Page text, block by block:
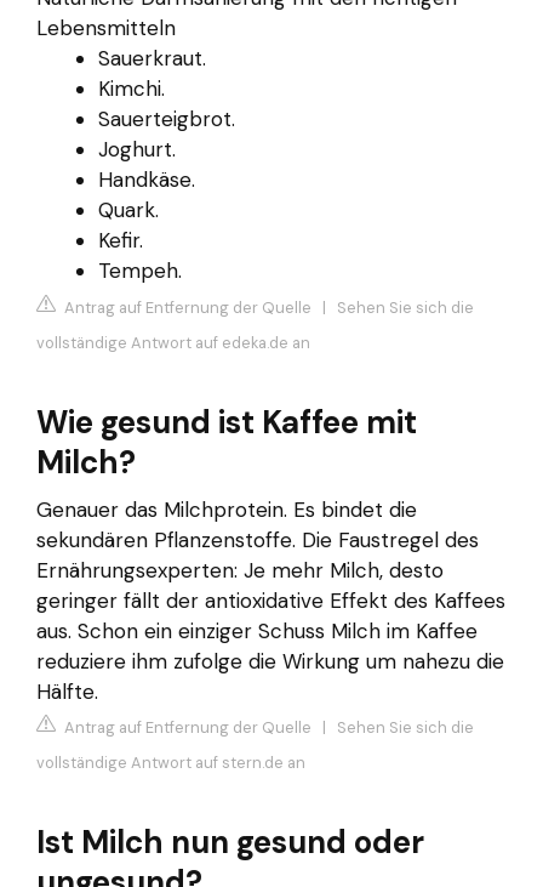
Lebensmitteln
Sauerkraut.
Kimchi.
Sauerteigbrot.
Joghurt.
Handkäse.
Quark.
Kefir.
Tempeh.
Antrag auf Entfernung der Quelle | Sehen Sie sich die
vollständige Antwort auf edeka.de an
Wie gesund ist Kaffee mit
Milch?
Genauer das Milchprotein. Es bindet die
sekundären Pflanzenstoffe. Die Faustregel des
Ernährungsexperten: Je mehr Milch, desto
geringer fällt der antioxidative Effekt des Kaffees
aus. Schon ein einziger Schuss Milch im Kaffee
reduziere ihm zufolge die Wirkung um nahezu die
Hälfte.
Antrag auf Entfernung der Quelle | Sehen Sie sich die
vollständige Antwort auf stern.de an
Ist Milch nun gesund oder